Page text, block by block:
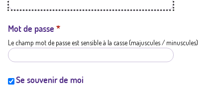
a
t
i
Mot de passe *
Le champ mot de passe est sensible à la casse (majuscules / minuscules)
Se souvenir de moi